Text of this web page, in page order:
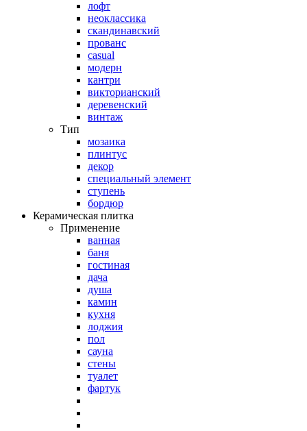
лофт
неоклассика
скандинавский
прованс
casual
модерн
кантри
викторианский
деревенский
винтаж
Тип
мозаика
плинтус
декор
специальный элемент
ступень
бордюр
Керамическая плитка
Применение
ванная
баня
гостиная
дача
душа
камин
кухня
лоджия
пол
сауна
стены
туалет
фартук